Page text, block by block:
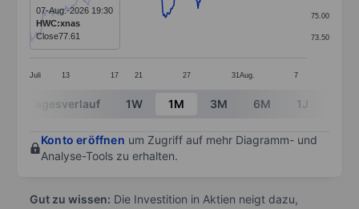
The chart has 1 X axis displaying categories.
The chart has 1 Y axis displaying values. Data
Juli 13 17 21 27 31 Aug. 7
73.50
75.00
07-Aug.-2026 19:30
HWC:xnas
Close77.61
End of interactive chart.
Tagesverlauf 1W 1M 3M 6M 1J
Konto eröffnen um Zugriff auf mehr Diagramm- und
Analyse-Tools zu erhalten.
Gut zu wissen: Die Investition in Aktien neigt dazu,